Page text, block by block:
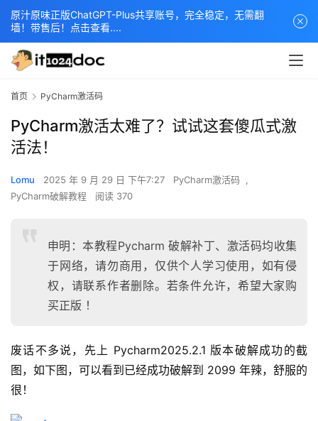
首页 PyCharm激活码
PyCharm激活太难了？试试这套傻瓜式激
活法！
Lomu 2025 年 9 月 29 日 下午7:27 PyCharm激活码
,
PyCharm破解教程
阅读 370
申明：本教程Pycharm 破解补丁、激活码均收集
于网络，请勿商用，仅供个人学习使用，如有侵
权，请联系作者删除。若条件允许，希望大家购
买正版 ！
废话不多说，先上 Pycharm2025.2.1 版本破解成功的截
图，如下图，可以看到已经成功破解到 2099 年辣，舒服的
很！
原汁原味正版ChatGPT-Plus共享账号，完全稳定，无需翻
墙！带售后！点击查看....